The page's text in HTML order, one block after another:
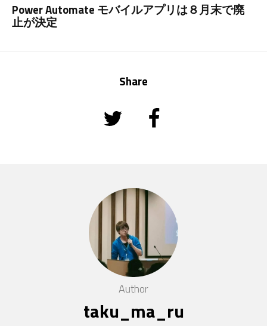
Power Automate モバイルアプリは８月末で廃
止が決定
Share
Author
taku_ma_ru